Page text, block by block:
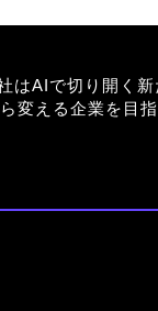
はAIで切り開く
変える企業を目指